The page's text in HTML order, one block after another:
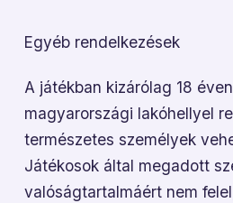
Egyéb rendelkezések
A játékban kizárólag 18
magyarországi lakóhellyel
természetes személyek
Játékosok által megadott
valóságtartalmáért nem